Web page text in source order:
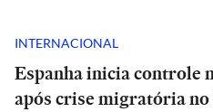
INTERNACIONAL
Espanha inicia controle
após crise migratória